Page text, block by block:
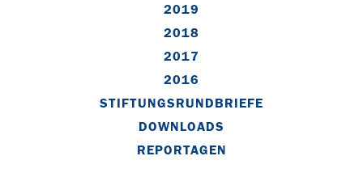
2019
2018
2017
2016
STIFTUNGSRUNDBRIEFE
DOWNLOADS
REPORTAGEN